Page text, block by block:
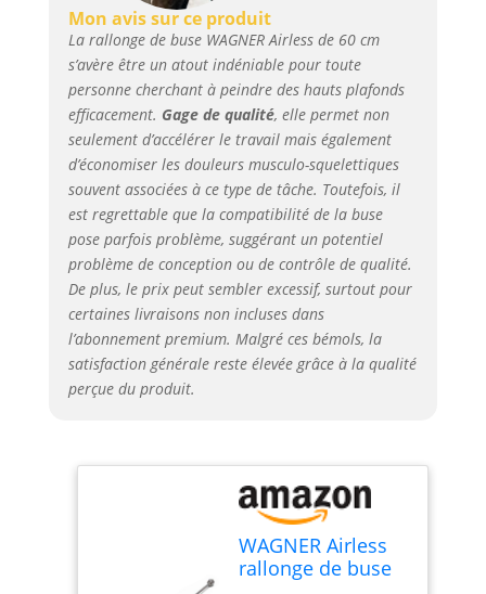
Mon avis sur ce produit
La rallonge de buse WAGNER Airless de 60 cm
s’avère être un atout indéniable pour toute
personne cherchant à peindre des hauts plafonds
efficacement. Gage de qualité, elle permet non
seulement d’accélérer le travail mais également
d’économiser les douleurs musculo-squelettiques
souvent associées à ce type de tâche. Toutefois, il
est regrettable que la compatibilité de la buse
pose parfois problème, suggérant un potentiel
problème de conception ou de contrôle de qualité.
De plus, le prix peut sembler excessif, surtout pour
certaines livraisons non incluses dans
l’abonnement premium. Malgré ces bémols, la
satisfaction générale reste élevée grâce à la qualité
perçue du produit.
WAGNER Airless
rallonge de buse